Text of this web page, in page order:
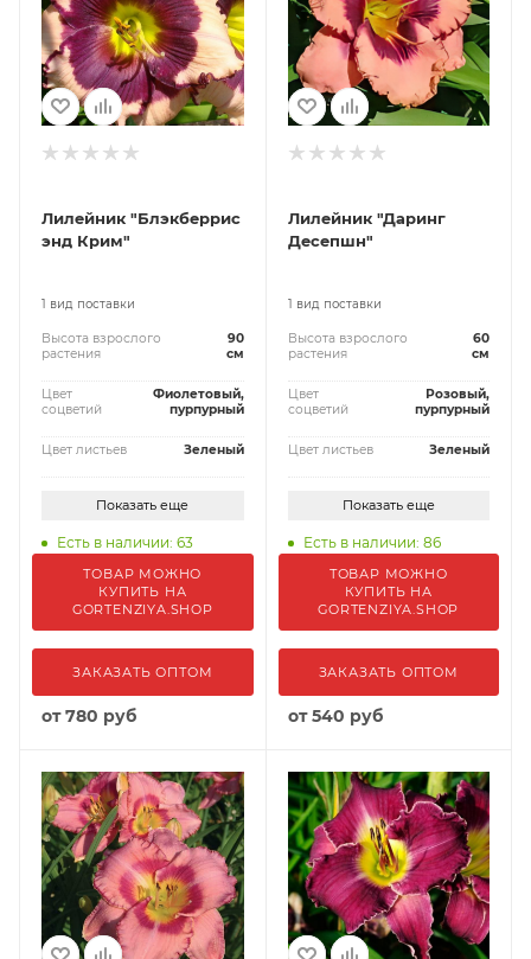
Лилейник "Блэкберрис
энд Крим"
1 вид поставки
Высота взрослого
растения
90
см
Цвет
соцветий
Фиолетовый,
пурпурный
Цвет листьев Зеленый
Показать еще
Есть в наличии: 63
ТОВАР МОЖНО
КУПИТЬ НА
GORTENZIYA.SHOP
ЗАКАЗАТЬ ОПТОМ
от780 руб
Лилейник "Даринг
Десепшн"
1 вид поставки
Высота взрослого
растения
60
см
Цвет
соцветий
Розовый,
пурпурный
Цвет листьев Зеленый
Показать еще
Есть в наличии: 86
ТОВАР МОЖНО
КУПИТЬ НА
GORTENZIYA.SHOP
ЗАКАЗАТЬ ОПТОМ
от540 руб